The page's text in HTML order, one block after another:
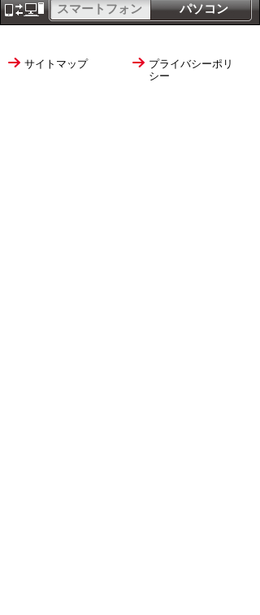
パソコン
スマートフォン
サイトマップ
プライバシーポリ
シー